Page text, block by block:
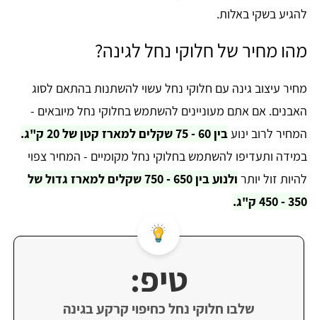
להגיע בשקי באלות.
מהו מחיר של חלוקי נחל לגינה?
מחיר עיצוב גינה עם חלוקי נחל עשוי להשתנות בהתאם לסוג
האבנים. אם אתם מעוניינים להשתמש בחלוקי נחל מיובאים -
המחיר לרוב ינועבין 60 - 75 שקלים למארז קטן של 20 ק"ג.
במידה ותעדיפו להשתמש בחלוקי נחל מקומיים - המחיר צפוי
להיות זול יותר
ולנוע בין 650 - 750 שקלים למארז גדול של
350 - 450 ק"ג.
טיפ:
שלבו חלוקי נחל כחיפוי קרקע בגינה